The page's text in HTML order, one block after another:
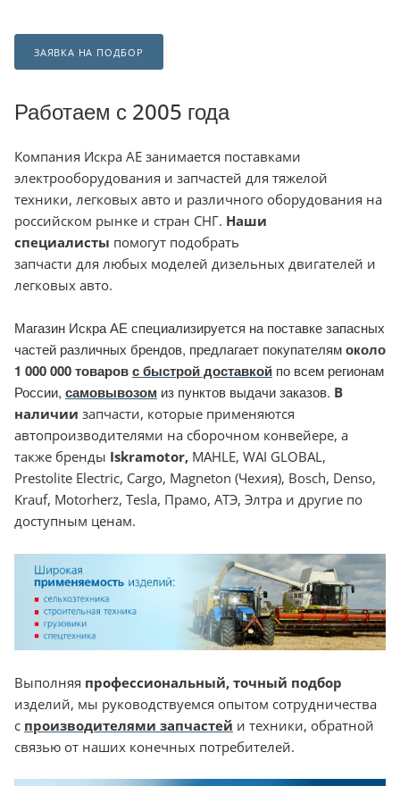
ЗАЯВКА НА ПОДБОР
Работаем с 2005 года
Компания Искра АЕ занимается поставками
электрооборудования и запчастей для тяжелой
техники, легковых авто и различного оборудования на
российском рынке и стран СНГ. Наши
специалисты помогут подобрать
запчасти для любых моделей дизельных двигателей и
легковых авто.
Магазин Искра АЕ специализируется на поставке запасных
частей различных брендов, предлагает покупателямоколо
1 000 000 товаровс быстрой доставкой по всем регионам
России, самовывозом из пунктов выдачи заказов. В
наличии запчасти, которые применяются
автопроизводителями на сборочном конвейере, а
также бренды Iskramotor, MAHLE, WAI GLOBAL,
Prestolite Electric, Cargo, Magneton (Чехия), Bosch, Denso,
Krauf, Motorherz, Tesla, Прамо, АТЭ, Элтра и другие по
доступным ценам.
Выполняя профессиональный, точный подбор
изделий, мы руководствуемся опытом сотрудничества
с производителями запчастей и техники, обратной
связью от наших конечных потребителей.